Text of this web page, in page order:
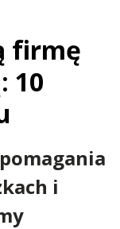
firmę
10
i